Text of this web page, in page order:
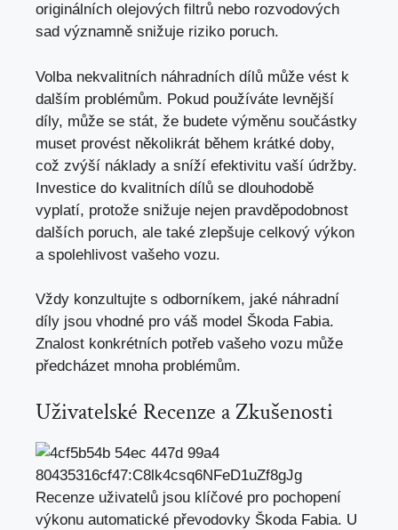
originálních olejových filtrů nebo rozvodových
sad významně snižuje riziko poruch.
Volba nekvalitních náhradních dílů může vést k
dalším problémům. Pokud používáte levnější
díly, může se stát, že budete výměnu součástky
muset provést několikrát během krátké doby,
což zvýší náklady a sníží efektivitu vaší údržby.
Investice do kvalitních dílů se dlouhodobě
vyplatí, protože snižuje nejen pravděpodobnost
dalších poruch, ale také zlepšuje celkový výkon
a spolehlivost vašeho vozu.
Vždy konzultujte s odborníkem, jaké náhradní
díly jsou vhodné pro váš model Škoda Fabia.
Znalost konkrétních potřeb vašeho vozu může
předcházet mnoha problémům.
Uživatelské Recenze a Zkušenosti
Recenze uživatelů jsou klíčové pro pochopení
výkonu automatické převodovky Škoda Fabia. U